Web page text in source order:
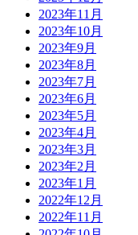
2023年11月
2023年10月
2023年9月
2023年8月
2023年7月
2023年6月
2023年5月
2023年4月
2023年3月
2023年2月
2023年1月
2022年12月
2022年11月